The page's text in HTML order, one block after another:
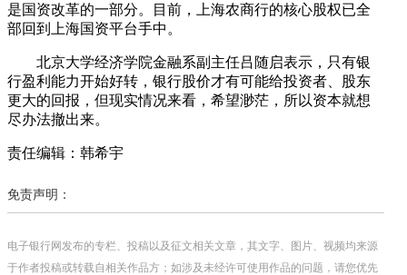
是国资改革的一部分。目前，上海农商行的核心股权已全
部回到上海国资平台手中。
北京大学经济学院金融系副主任吕随启表示，只有银
行盈利能力开始好转，银行股价才有可能给投资者、股东
更大的回报，但现实情况来看，希望渺茫，所以资本就想
尽办法撤出来。
责任编辑：韩希宇
免责声明：
电子银行网发布的专栏、投稿以及征文相关文章，其文字、图片、视频均来源
于作者投稿或转载自相关作品方；如涉及未经许可使用作品的问题，请您优先